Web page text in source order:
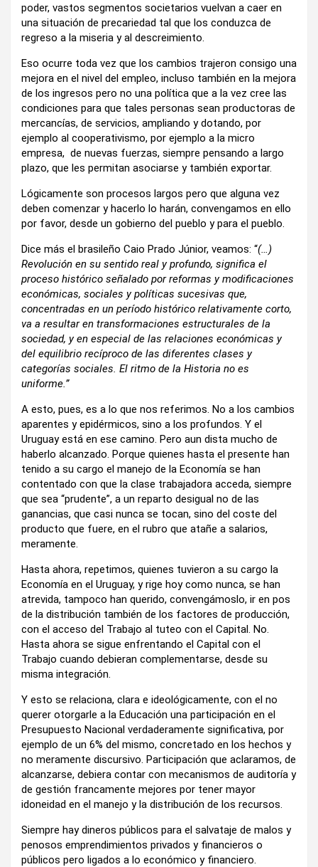
poder, vastos segmentos societarios vuelvan a caer en
una situación de precariedad tal que los conduzca de
regreso a la miseria y al descreimiento.
Eso ocurre toda vez que los cambios trajeron consigo una
mejora en el nivel del empleo, incluso también en la mejora
de los ingresos pero no una política que a la vez cree las
condiciones para que tales personas sean productoras de
mercancías, de servicios, ampliando y dotando, por
ejemplo al cooperativismo, por ejemplo a la micro
empresa, de nuevas fuerzas, siempre pensando a largo
plazo, que les permitan asociarse y también exportar.
Lógicamente son procesos largos pero que alguna vez
deben comenzar y hacerlo lo harán, convengamos en ello
por favor, desde un gobierno del pueblo y para el pueblo.
Dice más el brasileño Caio Prado Júnior, veamos: “(…)
Revolución en su sentido real y profundo, significa el
proceso histórico señalado por reformas y modificaciones
económicas, sociales y políticas sucesivas que,
concentradas en un período histórico relativamente corto,
va a resultar en transformaciones estructurales de la
sociedad, y en especial de las relaciones económicas y
del equilibrio recíproco de las diferentes clases y
categorías sociales. El ritmo de la Historia no es
uniforme.”
A esto, pues, es a lo que nos referimos. No a los cambios
aparentes y epidérmicos, sino a los profundos. Y el
Uruguay está en ese camino. Pero aun dista mucho de
haberlo alcanzado. Porque quienes hasta el presente han
tenido a su cargo el manejo de la Economía se han
contentado con que la clase trabajadora acceda, siempre
que sea “prudente”, a un reparto desigual no de las
ganancias, que casi nunca se tocan, sino del coste del
producto que fuere, en el rubro que atañe a salarios,
meramente.
Hasta ahora, repetimos, quienes tuvieron a su cargo la
Economía en el Uruguay, y rige hoy como nunca, se han
atrevida, tampoco han querido, convengámoslo, ir en pos
de la distribución también de los factores de producción,
con el acceso del Trabajo al tuteo con el Capital. No.
Hasta ahora se sigue enfrentando el Capital con el
Trabajo cuando debieran complementarse, desde su
misma integración.
Y esto se relaciona, clara e ideológicamente, con el no
querer otorgarle a la Educación una participación en el
Presupuesto Nacional verdaderamente significativa, por
ejemplo de un 6% del mismo, concretado en los hechos y
no meramente discursivo. Participación que aclaramos, de
alcanzarse, debiera contar con mecanismos de auditoría y
de gestión francamente mejores por tener mayor
idoneidad en el manejo y la distribución de los recursos.
Siempre hay dineros públicos para el salvataje de malos y
penosos emprendimientos privados y financieros o
públicos pero ligados a lo económico y financiero.